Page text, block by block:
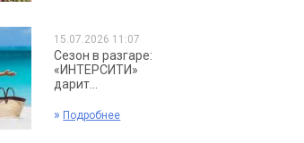
15.07.2026 11:07
Сезон в разгаре:
«ИНТЕРСИТИ»
дарит...
» Подробнее